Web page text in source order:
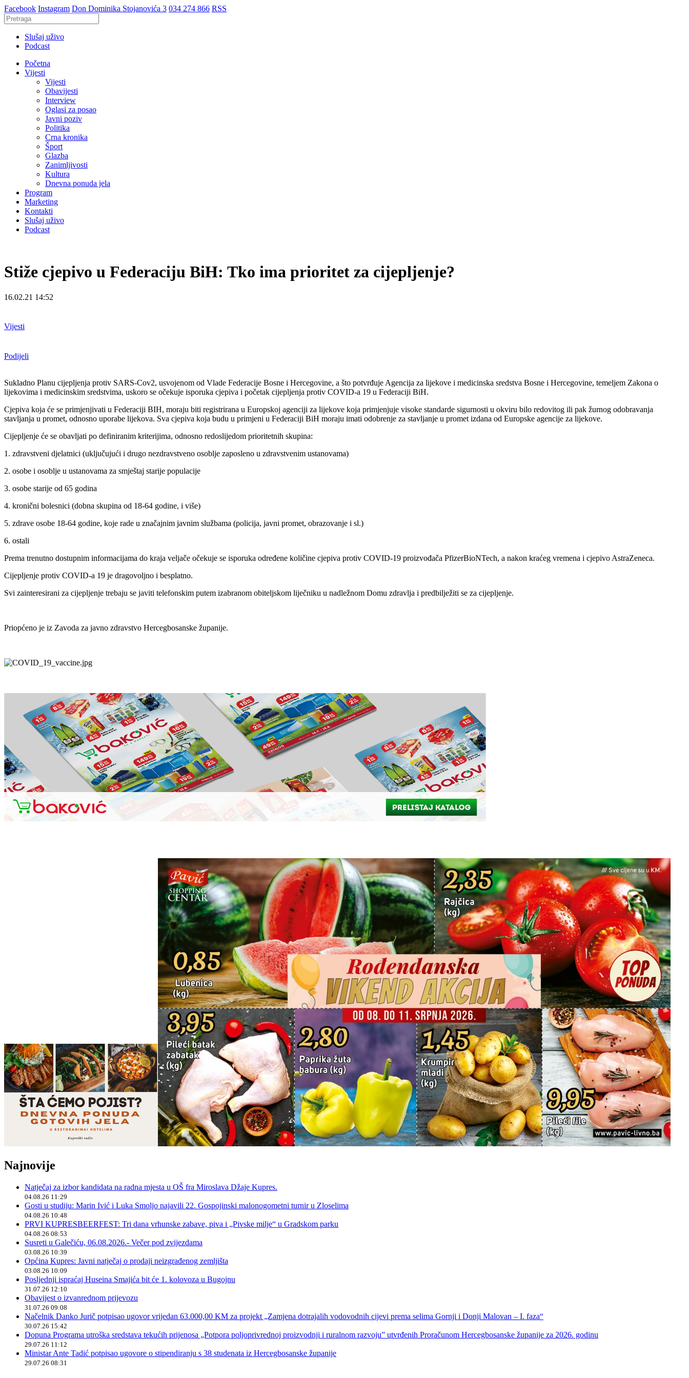
Facebook Instagram Don Dominika Stojanovića 3 034 274 866 RSS
Slušaj uživo
Podcast
Početna
Vijesti
Vijesti
Obavijesti
Interview
Oglasi za posao
Javni poziv
Politika
Crna kronika
Šport
Glazba
Zanimljivosti
Kultura
Dnevna ponuda jela
Program
Marketing
Kontakti
Slušaj uživo
Podcast
Stiže cjepivo u Federaciju BiH: Tko ima prioritet za cijepljenje?
16.02.21 14:52
Vijesti
Podijeli
Sukladno Planu cijepljenja protiv SARS-Cov2, usvojenom od Vlade Federacije Bosne i Hercegovine, a što potvrđuje Agencija za lijekove i medicinska sredstva Bosne i Hercegovine, temeljem Zakona o
lijekovima i medicinskim sredstvima, uskoro se očekuje isporuka cjepiva i početak cijepljenja protiv COVID-a 19 u Federaciji BiH.
Cjepiva koja će se primjenjivati u Federaciji BIH, moraju biti registrirana u Europskoj agenciji za lijekove koja primjenjuje visoke standarde sigurnosti u okviru bilo redovitog ili pak žurnog odobravanja
stavljanja u promet, odnosno uporabe lijekova. Sva cjepiva koja budu u primjeni u Federaciji BiH moraju imati odobrenje za stavljanje u promet izdana od Europske agencije za lijekove.
Cijepljenje će se obavljati po definiranim kriterijima, odnosno redoslijedom prioritetnih skupina:
1. zdravstveni djelatnici (uključujući i drugo nezdravstveno osoblje zaposleno u zdravstvenim ustanovama)
2. osobe i osoblje u ustanovama za smještaj starije populacije
3. osobe starije od 65 godina
4. kronični bolesnici (dobna skupina od 18-64 godine, i više)
5. zdrave osobe 18-64 godine, koje rade u značajnim javnim službama (policija, javni promet, obrazovanje i sl.)
6. ostali
Prema trenutno dostupnim informacijama do kraja veljače očekuje se isporuka određene količine cjepiva protiv COVID-19 proizvođača PfizerBioNTech, a nakon kraćeg vremena i cjepivo AstraZeneca.
Cijepljenje protiv COVID-a 19 je dragovoljno i besplatno.
Svi zainteresirani za cijepljenje trebaju se javiti telefonskim putem izabranom obiteljskom liječniku u nadležnom Domu zdravlja i predbilježiti se za cijepljenje.
Priopćeno je iz Zavoda za javno zdravstvo Hercegbosanske županije.
Najnovije
Natječaj za izbor kandidata na radna mjesta u OŠ fra Miroslava Džaje Kupres.
04.08.26 11:29
Gosti u studiju: Marin Ivić i Luka Smoljo najavili 22. Gospojinski malonogometni turnir u Zloselima
04.08.26 10:48
PRVI KUPRESBEERFEST: Tri dana vrhunske zabave, piva i „Pivske milje“ u Gradskom parku
04.08.26 08:53
Susreti u Galečiću, 06.08.2026.- Večer pod zvijezdama
03.08.26 10:39
Općina Kupres: Javni natječaj o prodaji neizgrađenog zemljišta
03.08.26 10:09
Posljednji ispraćaj Huseina Smajića bit će 1. kolovoza u Bugojnu
31.07.26 12:10
Obavijest o izvanrednom prijevozu
31.07.26 09:08
Načelnik Danko Jurič potpisao ugovor vrijedan 63.000,00 KM za projekt „Zamjena dotrajalih vodovodnih cijevi prema selima Gornji i Donji Malovan – I. faza“
30.07.26 15:42
Dopuna Programa utroška sredstava tekućih prijenosa „Potpora poljoprivrednoj proizvodnji i ruralnom razvoju” utvrđenih Proračunom Hercegbosanske županije za 2026. godinu
29.07.26 11:12
Ministar Ante Tadić potpisao ugovore o stipendiranju s 38 studenata iz Hercegbosanske županije
29.07.26 08:31